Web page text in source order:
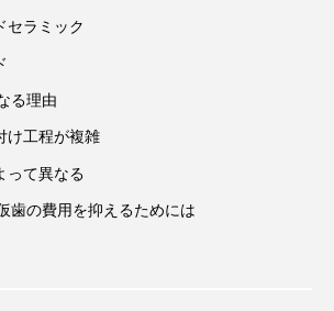
セラミック
る理由
け工程が複雑
って異なる
歯の費用を抑えるためには